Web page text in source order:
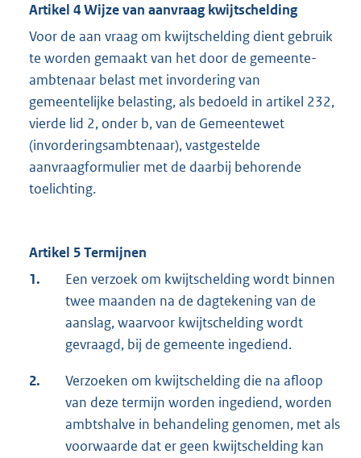
Artikel 4 Wijze van aanvraag kwijtschelding
Voor de aan vraag om kwijtschelding dient gebruik
te worden gemaakt van het door de gemeente-
ambtenaar belast met invordering van
gemeentelijke belasting, als bedoeld in artikel 232,
vierde lid 2, onder b, van de Gemeentewet
(invorderingsambtenaar), vastgestelde
aanvraagformulier met de daarbij behorende
toelichting.
Artikel 5 Termijnen
1.
Een verzoek om kwijtschelding wordt binnen
twee maanden na de dagtekening van de
aanslag, waarvoor kwijtschelding wordt
gevraagd, bij de gemeente ingediend.
2.
Verzoeken om kwijtschelding die na afloop
van deze termijn worden ingediend, worden
ambtshalve in behandeling genomen, met als
voorwaarde dat er geen kwijtschelding kan